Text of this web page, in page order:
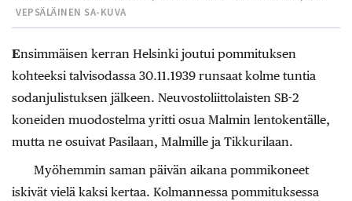
VEPSÄLÄINEN SA-KUVA
Ensimmäisen kerran Helsinki joutui pommituksen
kohteeksi talvisodassa 30.11.1939 runsaat kolme tuntia
sodanjulistuksen jälkeen. Neuvostoliittolaisten SB-2
koneiden muodostelma yritti osua Malmin lentokentälle,
mutta ne osuivat Pasilaan, Malmille ja Tikkurilaan.
Myöhemmin saman päivän aikana pommikoneet
iskivät vielä kaksi kertaa. Kolmannessa pommituksessa